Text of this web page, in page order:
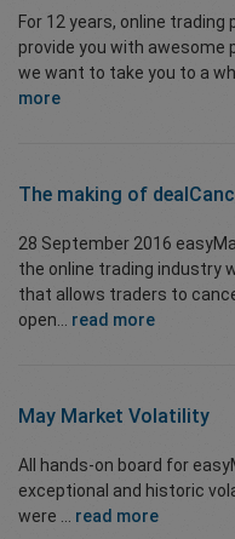
For 12 years, online
provide you with awesome
we want to take you to a
more
The making of
28 September 2016
the online trading industry
that allows traders to
open... read more
May Market Volatility
All hands-on board for
exceptional and historic
were ... read more